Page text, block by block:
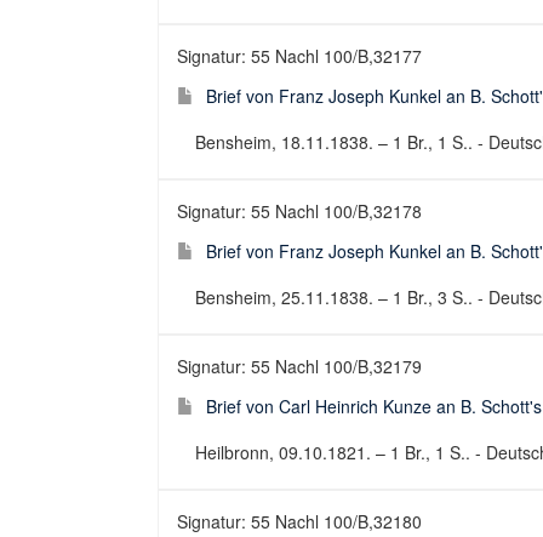
Signatur: 55 Nachl 100/B,32177
Brief von Franz Joseph Kunkel an B.
Bensheim, 18.11.1838. – 1 Br., 1 S.. -
Signatur: 55 Nachl 100/B,32178
Brief von Franz Joseph Kunkel an B.
Bensheim, 25.11.1838. – 1 Br., 3 S.. -
Signatur: 55 Nachl 100/B,32179
Brief von Carl Heinrich Kunze an B.
Heilbronn, 09.10.1821. – 1 Br., 1 S.. -
Signatur: 55 Nachl 100/B,32180